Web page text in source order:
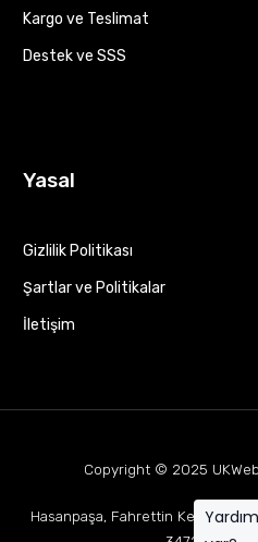
Kargo ve Teslimat
Destek ve SSS
Yasal
Gizlilik Politikası
Şartlar ve Politikalar
İletişim
Copyright © 2025 UKWeb
Hasanpaşa, Fahrettin Kerim